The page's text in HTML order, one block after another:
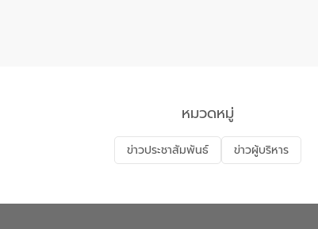
หมวดหมู่
ข่าวประชาสัมพันธ์ ข่าวผู้บริหาร